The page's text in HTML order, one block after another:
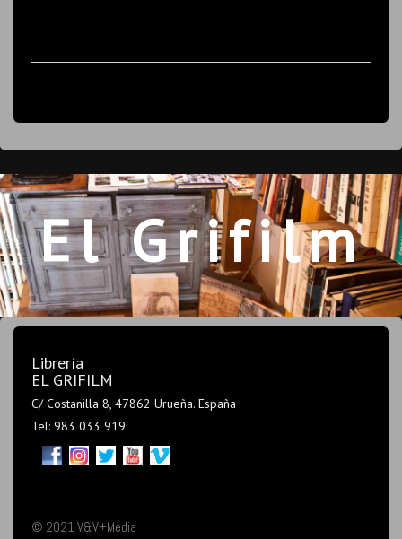
El Grifilm
Librería
EL GRIFILM
C/ Costanilla 8, 47862 Urueña. España
Tel: 983 033 919
© 2021 V&V+Media